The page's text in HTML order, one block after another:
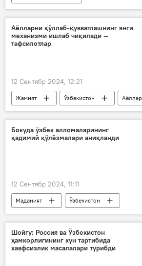
Матбуот маркази видео
Россия
Ўзбекистон - Россия
Ўзбекистон
Михаил Мишустин
Аёлларни қўллаб-қувватлашнинг янги
механизми ишлаб чиқилади —
тафсилотлар
12 Сентябр 2024, 12:21
Жамият Ўзбекистон
Аёллар
қарор
Бокуда ўзбек алломаларининг
қадимий қўлёзмалари аниқланди
12 Сентябр 2024, 11:11
Маданият
Ўзбекистон
Озарбайжон
Боку
қўлёзма
асарлари
Алишер Навоий
Шойгу: Россия ва Ўзбекистон
ҳамкорлигининг кун тартибида
хавфсизлик масалалари турибди